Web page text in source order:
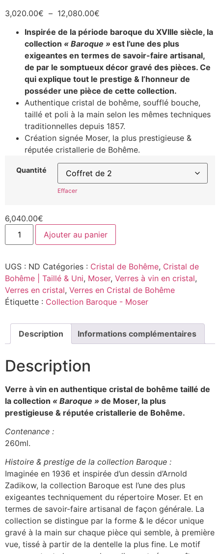
3,020.00€ – 12,080.00€
Inspirée de la période baroque du XVIIIe siècle, la
collection « Baroque » est l’une des plus
exigeantes en termes de savoir-faire artisanal,
de par le somptueux décor gravé des pièces. Ce
qui explique tout le prestige & l’honneur de
posséder une pièce de cette collection.
Authentique cristal de bohême, soufflé bouche,
taillé et poli à la main selon les mêmes techniques
traditionnelles depuis 1857.
Création signée Moser, la plus prestigieuse &
réputée cristallerie de Bohême.
Quantité
Effacer
6,040.00€
Ajouter au panier
UGS : ND Catégories : Cristal de Bohême, Cristal de
Bohême | Taillé & Uni, Moser, Verres à vin en cristal,
Verres en cristal, Verres en Cristal de Bohême
Étiquette : Collection Baroque - Moser
Description Informations complémentaires
Description
Verre à vin en authentique cristal de bohême taillé de
la collection « Baroque » de Moser, la plus
prestigieuse & réputée cristallerie de Bohême.
Contenance :
260ml.
Histoire & prestige de la collection Baroque :
Imaginée en 1936 et inspirée d’un dessin d’Arnold
Zadikow, la collection Baroque est l’une des plus
exigeantes techniquement du répertoire Moser. Et en
termes de savoir-faire artisanal de façon générale. La
collection se distingue par la forme & le décor unique
gravé à la main sur chaque pièce qui semble, à première
vue, tissé à partir de la dentelle la plus fine. Le motif